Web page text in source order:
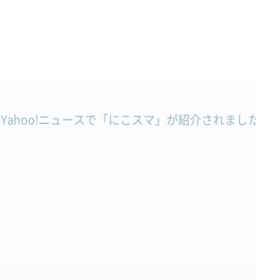
Yahoo!ニュースで「にこスマ」が紹介されまし